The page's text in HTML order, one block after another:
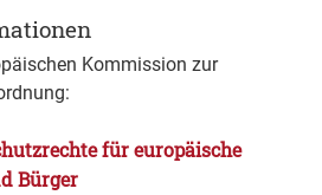
Kommission zur
für europäische
Bürger